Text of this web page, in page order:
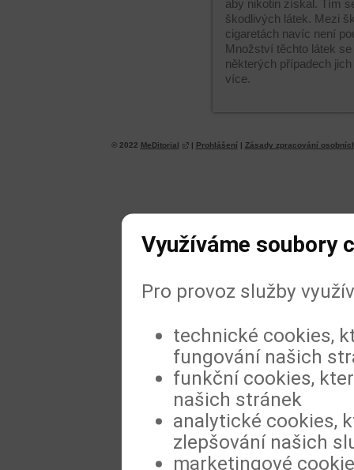
aby nikotin získal. Tím
škodlivých látek. Mezi
cigaretách navíc není
Množství těchto látek
některých případech
více.
© 2022 MeDitorial | Prohlášení| Zásady zpracování
Využíváme soubory
Pro provoz služby
technické cookies,
fungování našich
funkční cookies,
našich stránek
analytické cookies,
zlepšování našich
marketingové